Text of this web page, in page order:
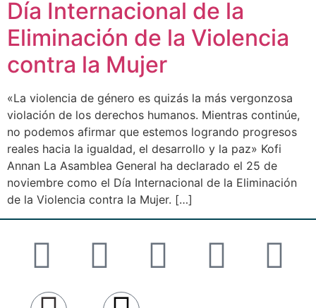
Día Internacional de la
Eliminación de la Violencia
contra la Mujer
«La violencia de género es quizás la más vergonzosa
violación de los derechos humanos. Mientras continúe,
no podemos afirmar que estemos logrando progresos
reales hacia la igualdad, el desarrollo y la paz» Kofi
Annan La Asamblea General ha declarado el 25 de
noviembre como el Día Internacional de la Eliminación
de la Violencia contra la Mujer. […]